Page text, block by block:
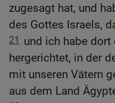
zugesagt hat, und
des Gottes Israels,
21 und ich habe
hergerichtet, in der
mit unseren Vätern
aus dem Land